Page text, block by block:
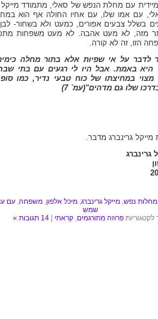
עם מחלת הנפש של סאלי, מתמודד מייקל
עם אמו שלו, עם אחיו החולה אף הוא
בשלל צבעים אפורים, כמעט ולא בשחור-
מזה, לא מעט אהבה. לא מעט משפחות
הזו, זה לא קורה.
לדבר על אי שפיות אלא בתור מחלה
היא באמת. אבל היו לי רגעים עם בתי
במחיצתו של כוח טבעי נדיר, כמו
שלו גם מדהים"(עמ` 7)
גרינברג מדבר.
גרינברג
מחלות נפש, מייקל גרינברג, מיכל אלפון, משפחה, עם
שמש
לקטגוריותפרוזה מתורגמים,קראתי |14 תגובות »